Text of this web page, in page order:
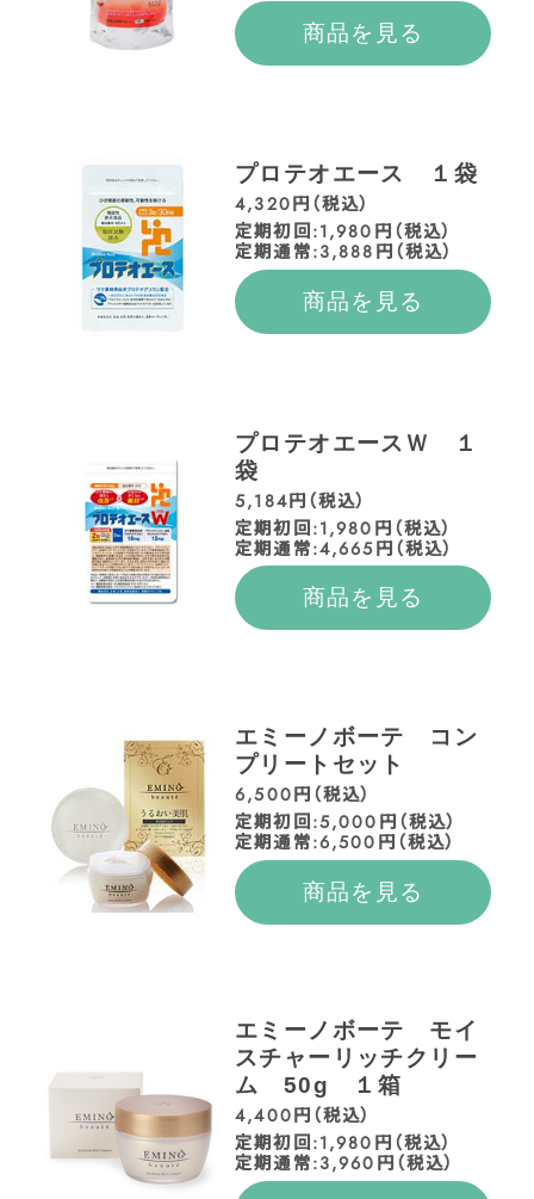
商品を見る
プロテオエース １袋
4,320円（税込）
定期初回:1,980円（税込）
定期通常:3,888円（税込）
商品を見る
プロテオエースＷ １
袋
5,184円（税込）
定期初回:1,980円（税込）
定期通常:4,665円（税込）
商品を見る
エミーノボーテ コン
プリートセット
6,500円（税込）
定期初回:5,000円（税込）
定期通常:6,500円（税込）
商品を見る
エミーノボーテ モイ
スチャーリッチクリー
ム 50g １箱
4,400円（税込）
定期初回:1,980円（税込）
定期通常:3,960円（税込）